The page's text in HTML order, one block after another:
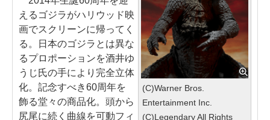
(C)Warner Bros.
Entertainment Inc.
(C)Legendary All Rights
えるゴジラがハリウッド映
画でスクリーンに帰ってく
る。日本のゴジラとは異な
るプロポーションを酒井ゆ
うじ氏の手により完全立体
化。記念すべき60周年を
飾る堂々の商品化。頭から
尻尾に続く曲線を可動フィ